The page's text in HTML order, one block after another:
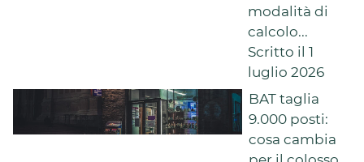
modalità di
calcolo...
Scritto il 1
luglio 2026
BAT taglia
9.000 posti:
cosa cambia